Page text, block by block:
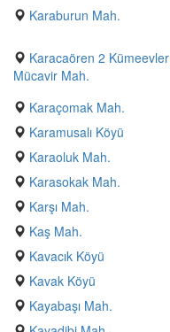
Karaburun Mah.
Karacaören 2 Kümeevler
Mücavir Mah.
Karaçomak Mah.
Karamusalı Köyü
Karaoluk Mah.
Karasokak Mah.
Karşı Mah.
Kaş Mah.
Kavacık Köyü
Kavak Köyü
Kayabaşı Mah.